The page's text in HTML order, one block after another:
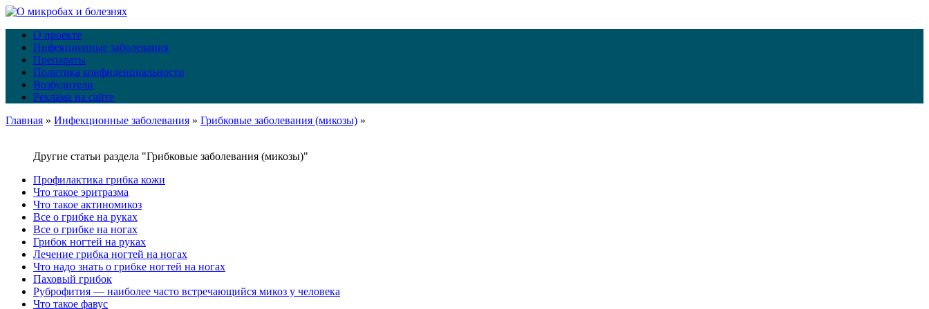
О проекте
Инфекционные заболевания
Препараты
Политика конфиденциальности
Возбудители
Реклама на сайте
Главная » Инфекционные заболевания » Грибковые заболевания (микозы) »
Другие статьи раздела "Грибковые заболевания (микозы)"
Профилактика грибка кожи
Что такое эритразма
Что такое актиномикоз
Все о грибке на руках
Все о грибке на ногах
Грибок ногтей на руках
Лечение грибка ногтей на ногах
Что надо знать о грибке ногтей на ногах
Паховый грибок
Руброфития — наиболее часто встречающийся микоз у человека
Что такое фавус